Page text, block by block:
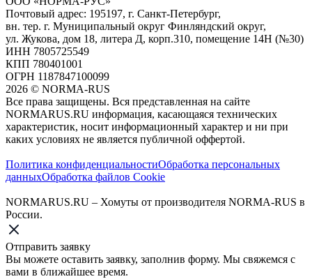
Почтовый адрес: 195197, г. Санкт-Петербург,
вн. тер. г. Муниципальный округ Финляндский округ,
ул. Жукова, дом 18, литера Д, корп.310, помещение 14Н (№30)
ИНН 7805725549
КПП 780401001
ОГРН 1187847100099
2026 © NORMA-RUS
Все права защищены. Вся представленная на сайте
NORMARUS.RU информация, касающаяся технических
характеристик, носит информационный характер и ни при
каких условиях не является публичной оффертой.‍
Политика конфиденциальностиОбработка персональных
данныхОбработка файлов Cookie
NORMARUS.RU – Хомуты от производителя NORMA-RUS в
России.
Отправить заявку
Вы можете оставить заявку, заполнив форму. Мы свяжемся с
вами в ближайшее время.